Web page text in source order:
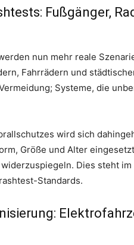
Fußgänger,
nun mehr reale
Fahrrädern und
Systeme, die
wird sich
Größe und Alter
Dies steht
Standards.